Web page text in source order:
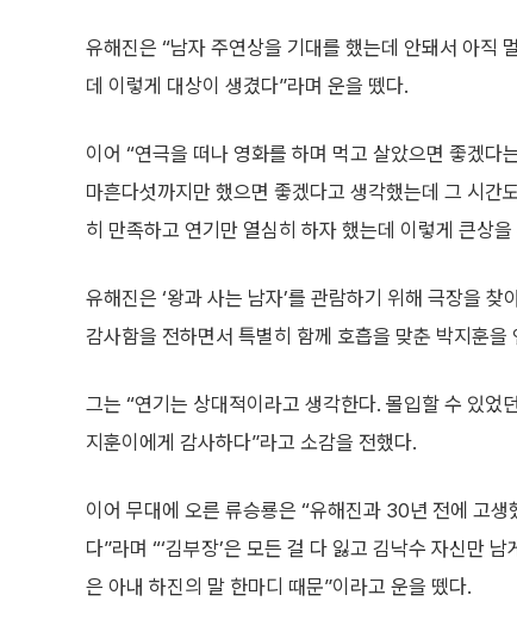
유해진은 “남자 주연상을 기대를 했는데 안돼서 아직
데 이렇게 대상이 생겼다”라며 운을 뗐다.
이어 “연극을 떠나 영화를 하며 먹고 살았으면 좋겠다
마흔다섯까지만 했으면 좋겠다고 생각했는데 그 시간
히 만족하고 연기만 열심히 하자 했는데 이렇게 큰상
유해진은 ‘왕과 사는 남자’를 관람하기 위해 극장을
감사함을 전하면서 특별히 함께 호흡을 맞춘 박지훈을
그는 “연기는 상대적이라고 생각한다. 몰입할 수 있었
지훈이에게 감사하다”라고 소감을 전했다.
이어 무대에 오른 류승룡은 “유해진과 30년 전에 고
다”라며 “‘김부장’은 모든 걸 다 잃고 김낙수 자신만
은 아내 하진의 말 한마디 때문”이라고 운을 뗐다.